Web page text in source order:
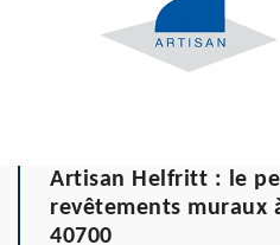
Artisan Helfritt : le
revêtements muraux
40700